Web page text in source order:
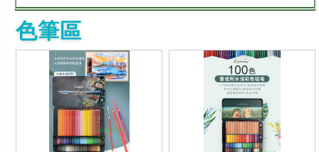
色筆區